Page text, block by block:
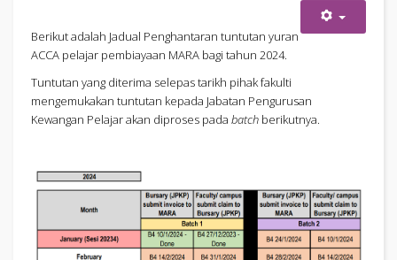
Berikut adalah Jadual Penghantaran tuntutan yuran
ACCA pelajar pembiayaan MARA bagi tahun 2024.
Tuntutan yang diterima selepas tarikh pihak fakulti
mengemukakan tuntutan kepada Jabatan Pengurusan
Kewangan Pelajar akan diproses pada batch berikutnya.